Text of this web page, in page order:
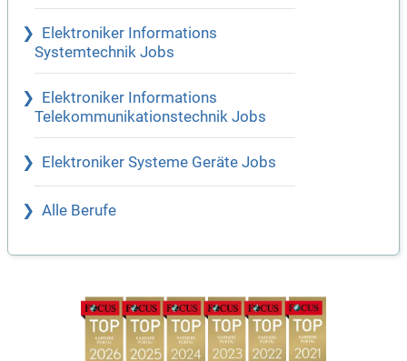
Elektroniker Informations
Systemtechnik Jobs
Elektroniker Informations
Telekommunikationstechnik Jobs
Elektroniker Systeme Geräte Jobs
Alle Berufe